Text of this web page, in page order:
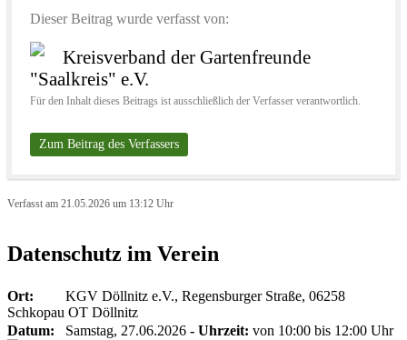
Dieser Beitrag wurde verfasst von:
Kreisverband der Gartenfreunde
"Saalkreis" e.V.
Für den Inhalt dieses Beitrags ist ausschließlich der Verfasser verantwortlich.
Zum Beitrag des Verfassers
Verfasst am 21.05.2026 um 13:12 Uhr
Datenschutz im Verein
Ort:
KGV Döllnitz e.V., Regensburger Straße, 06258
Schkopau OT Döllnitz
Datum:
Samstag, 27.06.2026 - Uhrzeit: von 10:00 bis 12:00 Uhr